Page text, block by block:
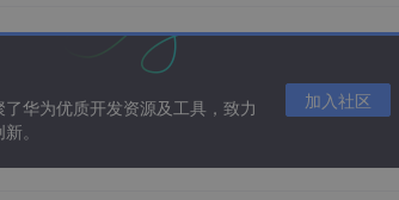
华为优质开发资源及工具，致力
。
加入社区